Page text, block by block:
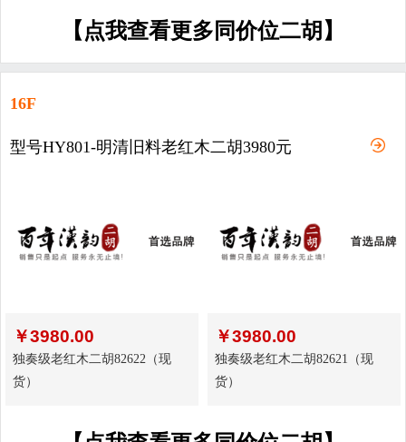
【点我查看更多同价位二胡】
16F
型号HY801-明清旧料老红木二胡3980元
￥3980.00
独奏级老红木二胡82622（现
货）
￥3980.00
独奏级老红木二胡82621（现
货）